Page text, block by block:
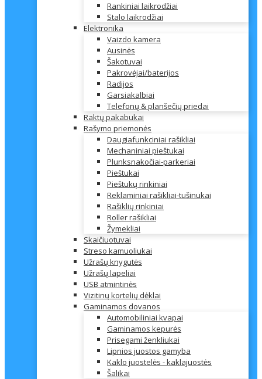
Rankiniai laikrodžiai
Stalo laikrodžiai
Elektronika
Vaizdo kamera
Ausinės
Šakotuvai
Pakrovėjai/baterijos
Radijos
Garsiakalbiai
Telefonų & planšečių priedai
Raktų pakabukai
Rašymo priemonės
Daugiafunkciniai rašikliai
Mechaniniai pieštukai
Plunksnakočiai-parkeriai
Pieštukai
Pieštukų rinkiniai
Reklaminiai rašikliai-tušinukai
Rašiklių rinkiniai
Roller rašikliai
Žymekliai
Skaičiuotuvai
Streso kamuoliukai
Užrašų knygutės
Užrašų lapeliai
USB atmintinės
Vizitinų kortelių dėklai
Gaminamos dovanos
Automobiliniai kvapai
Gaminamos kepurės
Prisegami ženkliukai
Lipnios juostos gamyba
Kaklo juostelės - kaklajuostės
Šalikai